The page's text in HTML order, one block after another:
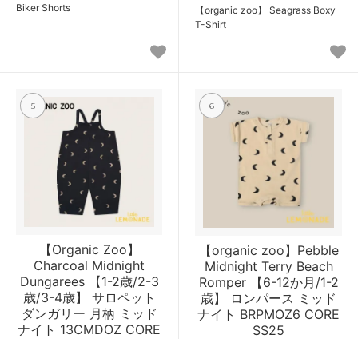
Biker Shorts
【organic zoo】 Seagrass Boxy
T-Shirt
5
【Organic Zoo】
Charcoal Midnight
Dungarees 【1-2歳/2-3
歳/3-4歳】 サロペット
ダンガリー 月柄 ミッド
ナイト 13CMDOZ CORE
6
【organic zoo】Pebble
Midnight Terry Beach
Romper 【6-12か月/1-2
歳】 ロンパース ミッド
ナイト BRPMOZ6 CORE
SS25